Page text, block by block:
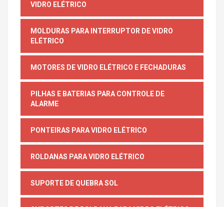
VIDRO ELÉTRICO
MOLDURAS PARA INTERRUPTOR DE VIDRO
ELÉTRICO
MOTORES DE VIDRO ELÉTRICO E FECHADURAS
PILHAS E BATERIAS PARA CONTROLE DE
ALARME
PONTEIRAS PARA VIDRO ELÉTRICO
ROLDANAS PARA VIDRO ELÉTRICO
SUPORTE DE QUEBRA SOL